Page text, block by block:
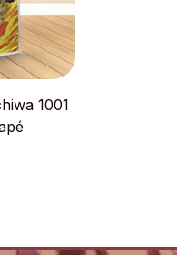
1001